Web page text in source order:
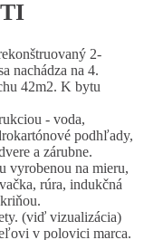
2-
nachádza na 4.
42m2. K bytu
- voda,
podhľady,
a zárubne.
vyrobenou na mieru,
rúra, indukčná
(viď vizualizácia)
v polovici marca.